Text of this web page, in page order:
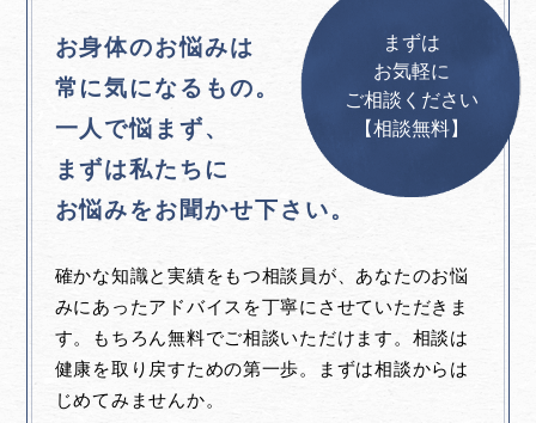
お身体のお悩みは
常に気になるもの。
一人で悩まず、
まずは私たちに
お悩みをお聞かせ下さい。
確かな知識と実績をもつ相談員が、あなたのお悩
みにあったアドバイスを丁寧にさせていただきま
す。もちろん無料でご相談いただけます。相談は
健康を取り戻すための第一歩。まずは相談からは
じめてみませんか。
まずは
お気軽に
ご相談ください
【相談無料】